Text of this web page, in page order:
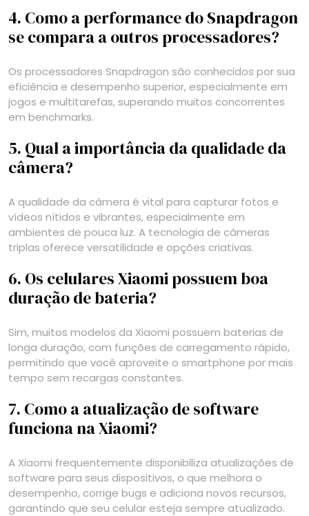
4. Como a performance do Snapdragon
se compara a outros processadores?
Os processadores Snapdragon são conhecidos por sua
eficiência e desempenho superior, especialmente em
jogos e multitarefas, superando muitos concorrentes
em benchmarks.
5. Qual a importância da qualidade da
câmera?
A qualidade da câmera é vital para capturar fotos e
vídeos nítidos e vibrantes, especialmente em
ambientes de pouca luz. A tecnologia de câmeras
triplas oferece versatilidade e opções criativas.
6. Os celulares Xiaomi possuem boa
duração de bateria?
Sim, muitos modelos da Xiaomi possuem baterias de
longa duração, com funções de carregamento rápido,
permitindo que você aproveite o smartphone por mais
tempo sem recargas constantes.
7. Como a atualização de software
funciona na Xiaomi?
A Xiaomi frequentemente disponibiliza atualizações de
software para seus dispositivos, o que melhora o
desempenho, corrige bugs e adiciona novos recursos,
garantindo que seu celular esteja sempre atualizado.